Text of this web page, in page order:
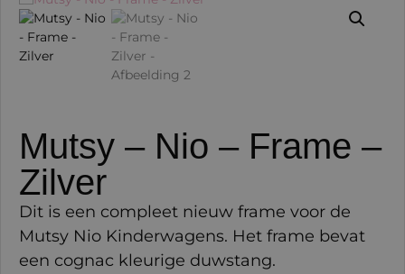
Mutsy – Nio – Frame –
Zilver
Dit is een compleet nieuw frame voor de
Mutsy Nio Kinderwagens. Het frame bevat
een cognac kleurige duwstang.